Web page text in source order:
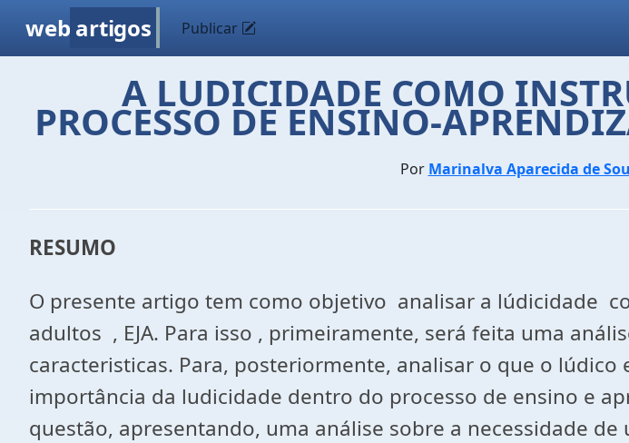
web artigos Publicar
A LUDICIDADE COMO
PROCESSO DE ENSINO-
Por Marinalva Aparecida de
RESUMO
O presente artigo tem como objetivo analisar a lúdicidade
adultos , EJA. Para isso , primeiramente, será feita uma
caracteristicas. Para, posteriormente, analisar o que o
importância da ludicidade dentro do processo de ensino e
questão, apresentando, uma análise sobre a necessidade